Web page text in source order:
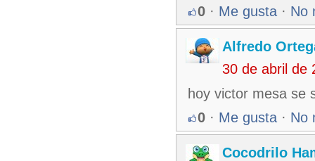
0 · Me gusta · No
Alfredo
30 de abril de
hoy victor mesa se
0 · Me gusta · No
Cocodrilo